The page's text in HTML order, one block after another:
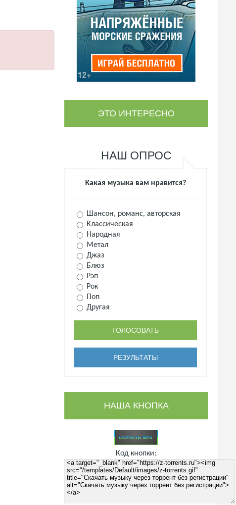
ЭТО ИНТЕРЕСНО
НАШ ОПРОС
Какая музыка вам нравится?
Шансон, романс, авторская
Классическая
Народная
Метал
Джаз
Блюз
Рэп
Рок
Поп
Другая
НАША КНОПКА
Код кнопки: